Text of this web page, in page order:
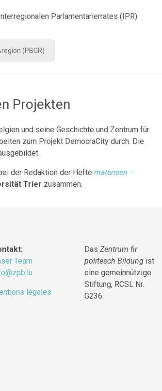
Parlamentarierrates (IPR).
(PBGR)
Projekten
und seine Geschichte und Zentrum für
zum Projekt DemocraCity durch. Die
der Redaktion der Hefte mateneen –
Trier zusammen.
Team
légales
Das Zentrum fir
politesch Bildung ist
eine gemeinnützige
Stiftung, RCSL Nr.
G236.